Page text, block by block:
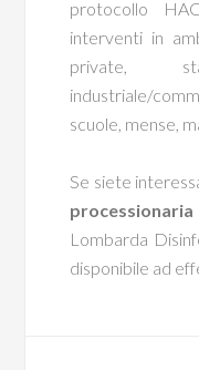
protocollo
interventi in
private,
industriale/
scuole, mense,
Se siete
Lombarda
disponibile ad